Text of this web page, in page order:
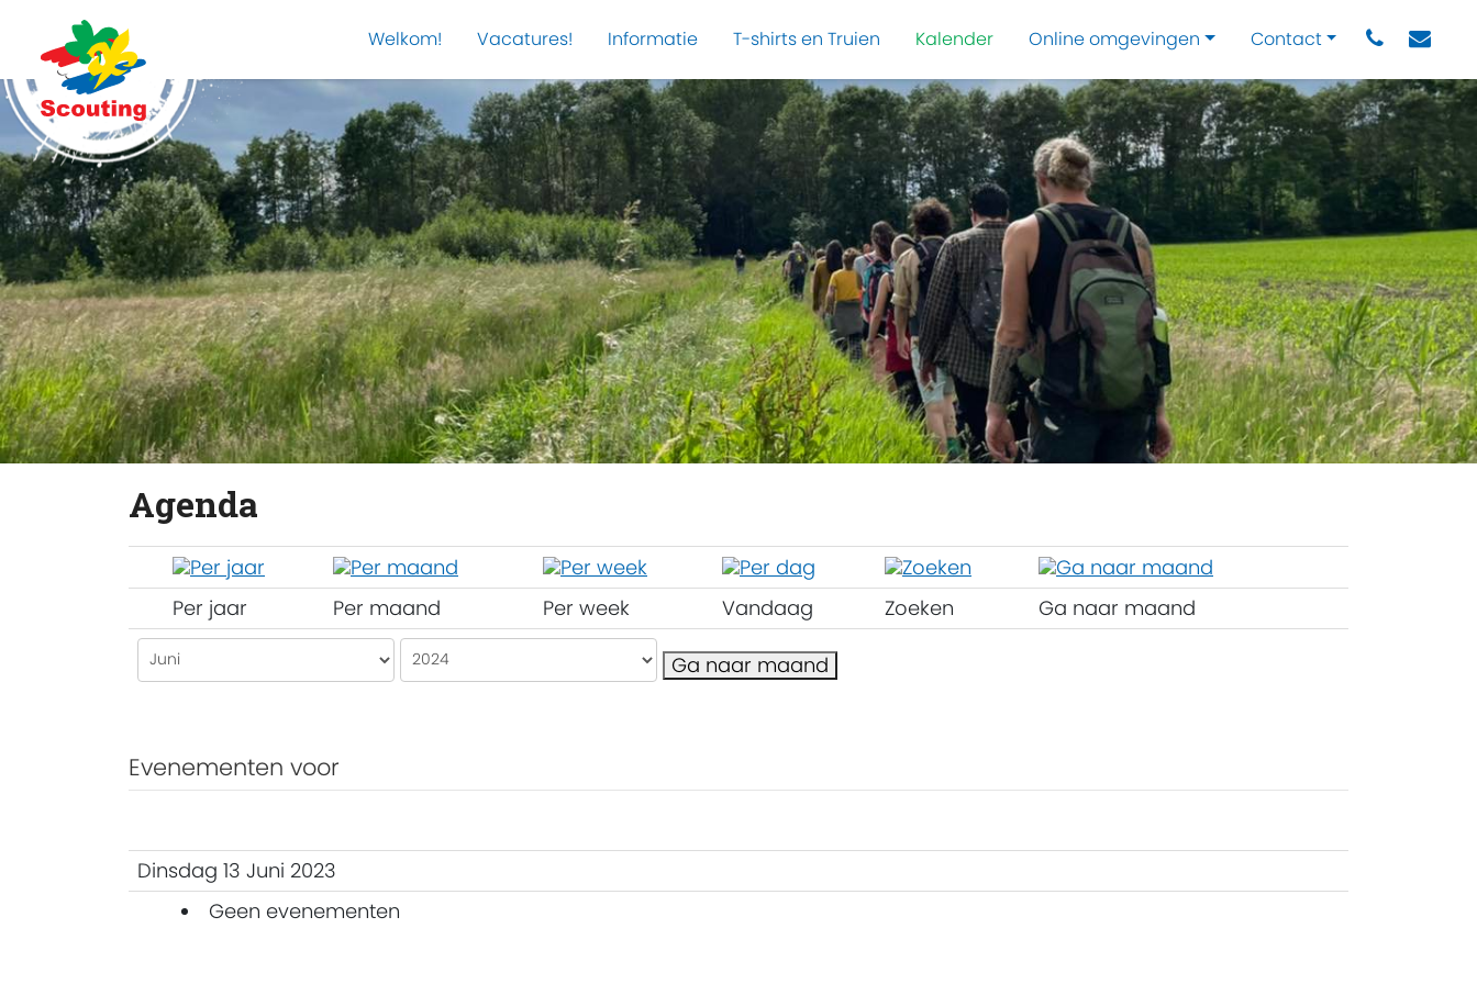
Welkom! Vacatures! Informatie T-shirts en Truien Kalender Online omgevingen Contact
Agenda
Per jaar Per maand Per week Vandaag Zoeken Ga naar maand
Ga naar maand
Evenementen voor
Dinsdag 13 Juni 2023
Geen evenementen